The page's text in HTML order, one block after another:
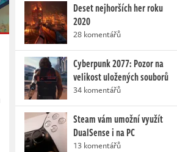
Deset nejhorších her roku
2020
28 komentářů
Cyberpunk 2077: Pozor na
velikost uložených souborů
34 komentářů
Steam vám umožní využít
DualSense i na PC
13 komentářů